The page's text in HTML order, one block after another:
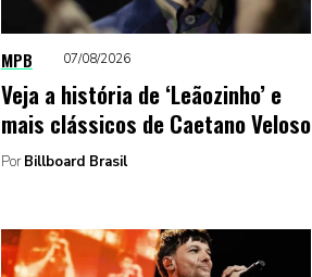
MPB 07/08/2026
Veja a história de ‘Leãozinho’ e
mais clássicos de Caetano Veloso
Por Billboard Brasil